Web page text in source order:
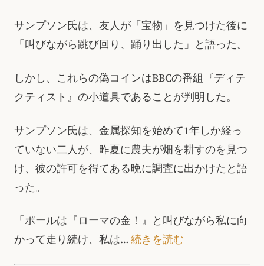
サンプソン氏は、友人が「宝物」を見つけた後に
「叫びながら跳び回り、踊り出した」と語った。
しかし、これらの偽コインはBBCの番組『ディテ
クティスト』の小道具であることが判明した。
サンプソン氏は、金属探知を始めて1年しか経っ
ていない二人が、昨夏に農夫が畑を耕すのを見つ
け、彼の許可を得てある晩に調査に出かけたと語
った。
「ポールは『ローマの金！』と叫びながら私に向
かって走り続け、私は… 続きを読む